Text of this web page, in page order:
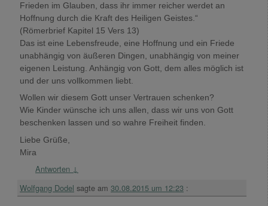
Frieden im Glauben, dass ihr immer reicher werdet an
Hoffnung durch die Kraft des Heiligen Geistes.“
(Römerbrief Kapitel 15 Vers 13)
Das ist eine Lebensfreude, eine Hoffnung und ein Friede
unabhängig von äußeren Dingen, unabhängig von meiner
eigenen Leistung. Anhängig von Gott, dem alles möglich ist
und der uns vollkommen liebt.
Wollen wir diesem Gott unser Vertrauen schenken?
Wie Kinder wünsche ich uns allen, dass wir uns von Gott
beschenken lassen und so wahre Freiheit finden.
Liebe Grüße,
Mira
Antworten ↓
Wolfgang Dodel sagte am 30.08.2015 um 12:23 :